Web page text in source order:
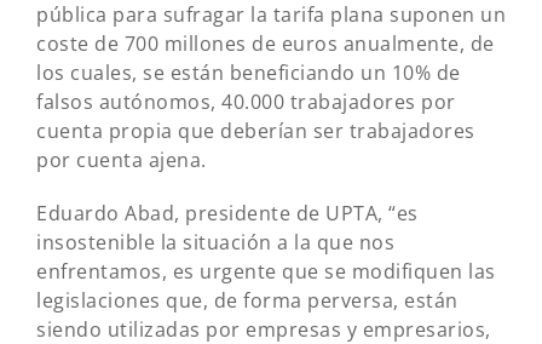
pública para sufragar la tarifa plana suponen un
coste de 700 millones de euros anualmente, de
los cuales, se están beneficiando un 10% de
falsos autónomos, 40.000 trabajadores por
cuenta propia que deberían ser trabajadores
por cuenta ajena.
Eduardo Abad, presidente de UPTA, “es
insostenible la situación a la que nos
enfrentamos, es urgente que se modifiquen las
legislaciones que, de forma perversa, están
siendo utilizadas por empresas y empresarios,